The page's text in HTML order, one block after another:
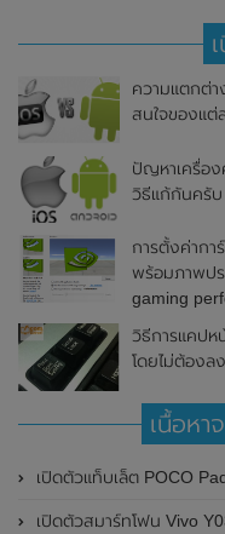
ความแตกต่
สนใจของแต่
ปัญหาเครื่อง
วิธีแก้กันครับ
การตั้งค่ากา
พร้อมภาพป
gaming
วิธีการแคป
โดยไม่ต้องล
เนื้อหา
เปิดตัวแท็บเล็ต POCO Pad (5G) อย่างเป็นทางการแล้วในป
เปิดตัวสมาร์ทโฟน Vivo Y03t ในประเทศฟิลิปปินส์อย่างเป็นทางการแล้ว ม